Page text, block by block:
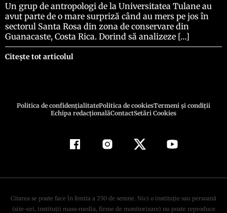
Un grup de antropologi de la Universitatea Tulane au
avut parte de o mare surpriză când au mers pe jos în
sectorul Santa Rosa din zona de conservare din
Guanacaste, Costa Rica. Dorind să analizeze […]
Citește tot articolul
Politica de confidenţialitatePolitica de cookiesTermeni şi condiţii
Echipa redacționalăContactSetări Cookies
Citarea se poate face în limita a 250 de semne. Nici o instituţie sau persoană
(site-uri, instituţii mass-media, firme de monitorizare) nu poate reproduce